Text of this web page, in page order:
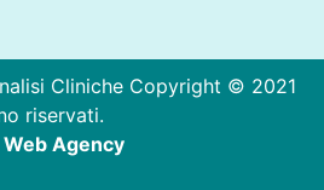
Cliniche Copyright © 2021
riservati.
Web Agency